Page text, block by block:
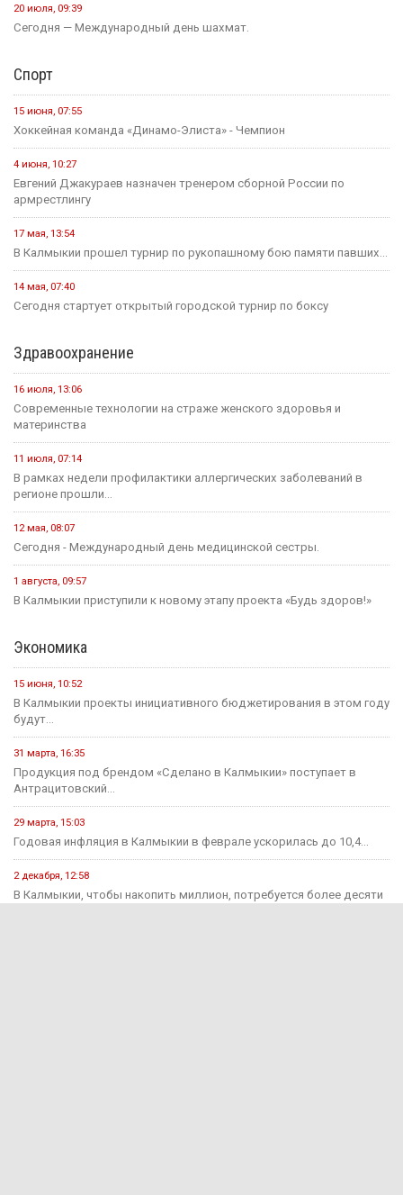
20 июля, 09:39
Сегодня — Международный день шахмат.
Спорт
15 июня, 07:55
Хоккейная команда «Динамо-Элиста» - Чемпион
4 июня, 10:27
Евгений Джакураев назначен тренером сборной России по
армрестлингу
17 мая, 13:54
В Калмыкии прошел турнир по рукопашному бою памяти павших...
14 мая, 07:40
Сегодня стартует открытый городской турнир по боксу
Здравоохранение
16 июля, 13:06
Современные технологии на страже женского здоровья и
материнства
11 июля, 07:14
В рамках недели профилактики аллергических заболеваний в
регионе прошли...
12 мая, 08:07
Сегодня - Международный день медицинской сестры.
1 августа, 09:57
В Калмыкии приступили к новому этапу проекта «Будь здоров!»
Экономика
15 июня, 10:52
В Калмыкии проекты инициативного бюджетирования в этом году
будут...
31 марта, 16:35
Продукция под брендом «Сделано в Калмыкии» поступает в
Антрацитовский...
29 марта, 15:03
Годовая инфляция в Калмыкии в феврале ускорилась до 10,4...
2 декабря, 12:58
В Калмыкии, чтобы накопить миллион, потребуется более десяти